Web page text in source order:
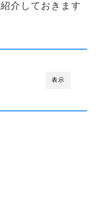
介しておきます
表示